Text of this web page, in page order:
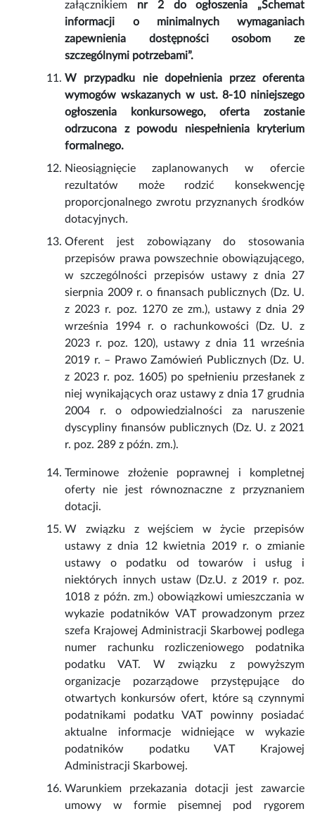
załącznikiem nr 2 do ogłoszenia „Schemat
informacji o minimalnych wymaganiach
zapewnienia dostępności osobom ze
szczególnymi potrzebami”.
W przypadku nie dopełnienia przez oferenta
wymogów wskazanych w ust. 8-10 niniejszego
ogłoszenia konkursowego, oferta zostanie
odrzucona z powodu niespełnienia kryterium
formalnego.
Nieosiągnięcie zaplanowanych w ofercie
rezultatów może rodzić konsekwencję
proporcjonalnego zwrotu przyznanych środków
dotacyjnych.
Oferent jest zobowiązany do stosowania
przepisów prawa powszechnie obowiązującego,
w szczególności przepisów ustawy z dnia 27
sierpnia 2009 r. o finansach publicznych (Dz. U.
z 2023 r. poz. 1270 ze zm.), ustawy z dnia 29
września 1994 r. o rachunkowości (Dz. U. z
2023 r. poz. 120), ustawy z dnia 11 września
2019 r. – Prawo Zamówień Publicznych (Dz. U.
z 2023 r. poz. 1605) po spełnieniu przesłanek z
niej wynikających oraz ustawy z dnia 17 grudnia
2004 r. o odpowiedzialności za naruszenie
dyscypliny finansów publicznych (Dz. U. z 2021
r. poz. 289 z późn. zm.).
Terminowe złożenie poprawnej i kompletnej
oferty nie jest równoznaczne z przyznaniem
dotacji.
W związku z wejściem w życie przepisów
ustawy z dnia 12 kwietnia 2019 r. o zmianie
ustawy o podatku od towarów i usług i
niektórych innych ustaw (Dz.U. z 2019 r. poz.
1018 z późn. zm.) obowiązkowi umieszczania w
wykazie podatników VAT prowadzonym przez
szefa Krajowej Administracji Skarbowej podlega
numer rachunku rozliczeniowego podatnika
podatku VAT. W związku z powyższym
organizacje pozarządowe przystępujące do
otwartych konkursów ofert, które są czynnymi
podatnikami podatku VAT powinny posiadać
aktualne informacje widniejące w wykazie
podatników podatku VAT Krajowej
Administracji Skarbowej.
Warunkiem przekazania dotacji jest zawarcie
umowy w formie pisemnej pod rygorem